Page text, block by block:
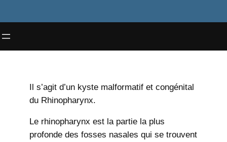
Il s’agit d’un kyste malformatif et congénital
du Rhinopharynx.
Le rhinopharynx est la partie la plus
profonde des fosses nasales qui se trouvent